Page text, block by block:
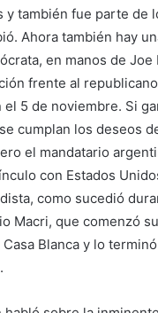
y también fue parte de
Ahora también hay
en manos de Joe
frente al
5 de noviembre. Si
cumplan los deseos
el mandatario
con Estados
como sucedió
Macri, que comenzó
Casa Blanca y lo